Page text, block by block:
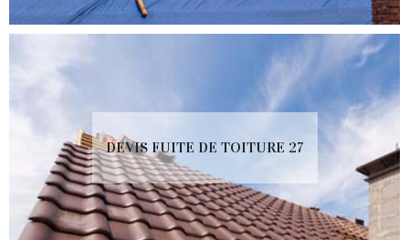
DEVIS FUITE DE TOITURE 27